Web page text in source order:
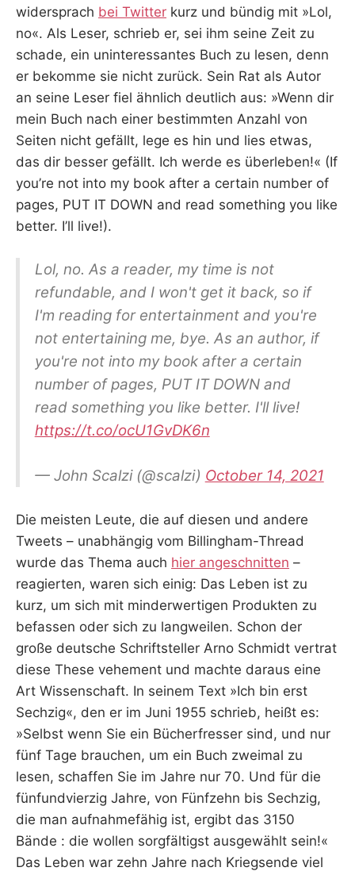
widersprach bei Twitter kurz und bündig mit »Lol,
no«. Als Leser, schrieb er, sei ihm seine Zeit zu
schade, ein uninteressantes Buch zu lesen, denn
er bekomme sie nicht zurück. Sein Rat als Autor
an seine Leser fiel ähnlich deutlich aus: »Wenn dir
mein Buch nach einer bestimmten Anzahl von
Seiten nicht gefällt, lege es hin und lies etwas,
das dir besser gefällt. Ich werde es überleben!« (If
you’re not into my book after a certain number of
pages, PUT IT DOWN and read something you like
better. I’ll live!).
Lol, no. As a reader, my time is not
refundable, and I won't get it back, so if
I'm reading for entertainment and you're
not entertaining me, bye. As an author, if
you're not into my book after a certain
number of pages, PUT IT DOWN and
read something you like better. I'll live!
https://t.co/ocU1GvDK6n
— John Scalzi (@scalzi) October 14, 2021
Die meisten Leute, die auf diesen und andere
Tweets – unabhängig vom Billingham-Thread
wurde das Thema auch hier angeschnitten –
reagierten, waren sich einig: Das Leben ist zu
kurz, um sich mit minderwertigen Produkten zu
befassen oder sich zu langweilen. Schon der
große deutsche Schriftsteller Arno Schmidt vertrat
diese These vehement und machte daraus eine
Art Wissenschaft. In seinem Text »Ich bin erst
Sechzig«, den er im Juni 1955 schrieb, heißt es:
»Selbst wenn Sie ein Bücherfresser sind, und nur
fünf Tage brauchen, um ein Buch zweimal zu
lesen, schaffen Sie im Jahre nur 70. Und für die
fünfundvierzig Jahre, von Fünfzehn bis Sechzig,
die man aufnahmefähig ist, ergibt das 3150
Bände : die wollen sorgfältigst ausgewählt sein!«
Das Leben war zehn Jahre nach Kriegsende viel